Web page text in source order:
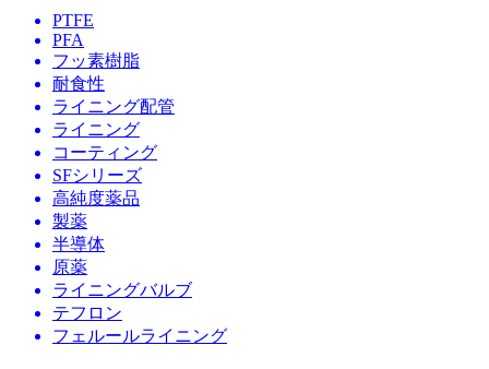
PTFE
PFA
フッ素樹脂
耐食性
ライニング配管
ライニング
コーティング
SFシリーズ
高純度薬品
製薬
半導体
原薬
ライニングバルブ
テフロン
フェルールライニング